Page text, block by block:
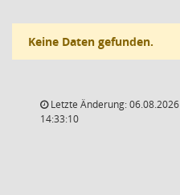
Keine Daten gefunden.
Letzte Änderung: 06.08.2026
14:33:10